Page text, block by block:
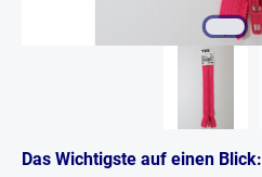
Das Wichtigste auf einen Blick: